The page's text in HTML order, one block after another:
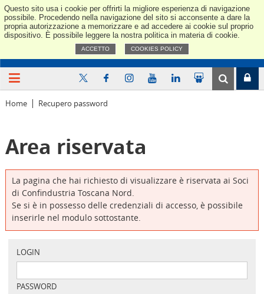
Questo sito usa i cookie per offrirti la migliore esperienza di navigazione
possibile. Procedendo nella navigazione del sito si acconsente a dare la
propria autorizzazione a memorizzare e ad accedere ai cookie sul proprio
dispositivo. È possibile leggere la nostra politica in materia di cookie.
ACCETTO COOKIES POLICY
Home Recupero password
Area riservata
La pagina che hai richiesto di visualizzare è riservata ai Soci
di Confindustria Toscana Nord.
Se si è in possesso delle credenziali di accesso, è possibile
inserirle nel modulo sottostante.
LOGIN
PASSWORD